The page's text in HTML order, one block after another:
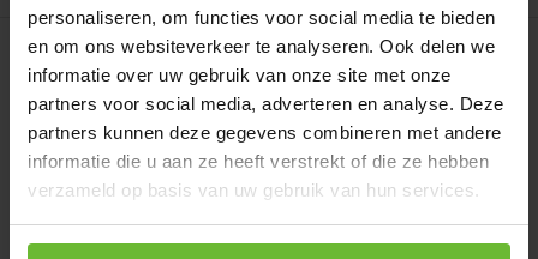
personaliseren, om functies voor social media te bieden
en om ons websiteverkeer te analyseren. Ook delen we
informatie over uw gebruik van onze site met onze
partners voor social media, adverteren en analyse. Deze
partners kunnen deze gegevens combineren met andere
informatie die u aan ze heeft verstrekt of die ze hebben
verzameld op basis van uw gebruik van hun services.
Op werkdagen voor 15.00 uur besteld, dezelfde dag
verzonden.
Zakje 85 gram
Art# 15614S
Op voorraad
€3,35
Strooibus 250 gram
Art# 15614Z
Op voorraad
€7,25